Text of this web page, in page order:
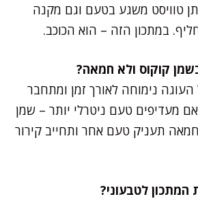
טוויסט משגע בטעם וגם מקנה
במתכון הזה – הוא הכוכב.
נימוחה לאורך זמן ומתחבר
מעדיפים טעם ניטרלי יותר – שמן
חמאה תעניק טעם אחר ותחייב קירור